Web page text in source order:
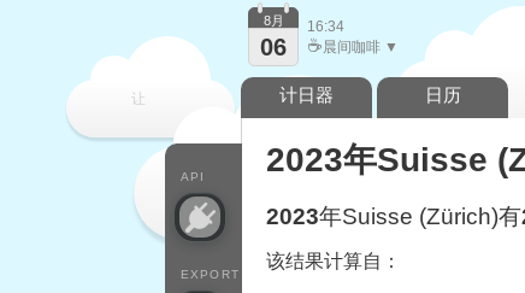
让
每一天
API
EXPORT
8月
06
16:34
☕晨间咖啡 ▼
计日器 日历
2023年Suisse
2023年Suisse (Zürich)有
该结果计算自：